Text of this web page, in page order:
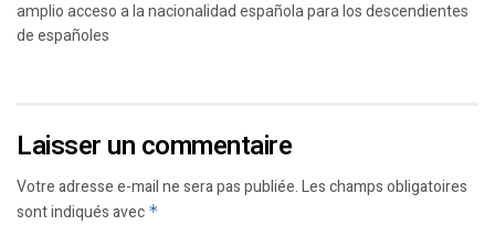
amplio acceso a la nacionalidad española para los descendientes
de españoles
Laisser un commentaire
Votre adresse e-mail ne sera pas publiée.Les champs obligatoires
sont indiqués avec *